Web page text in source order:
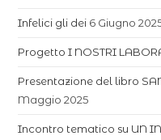
Infelici gli dei 6 Giugno
Progetto I NOSTRI
Presentazione del libro
Maggio 2025
Incontro tematico su UN